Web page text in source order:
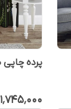
پرده چاپی
۱٬۷۴۵٬۰۰۰